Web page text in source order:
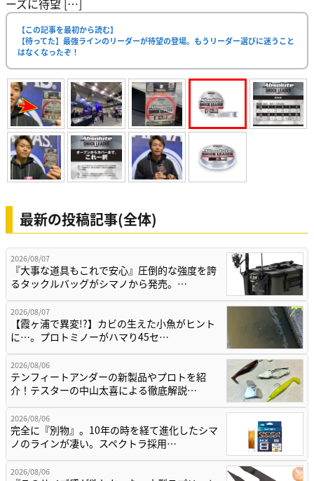
ーズに待望 […]
【この記事を最初から読む】
【待ってた】最強ラインのリーダーが待望の登場。もうリーダー選びに迷うこと
はなくなったぞ！
最新の投稿記事(全体)
2026/08/07
『大事な道具もこれで安心』圧倒的な強度を誇
るタックルバッグがシマノから発売。…
2026/08/07
【霞ヶ浦で異変!?】カビの生えた小魚がヒント
に…。プロトミノーがハマり45セ…
2026/08/06
テンフィートアンダーの新製品やプロトを紹
介！テスターの中山太喜による徹底解説…
2026/08/06
完全に『別物』。10年の時を経て進化したシマ
ノのラインが凄い。スペクトラ採用…
2026/08/06